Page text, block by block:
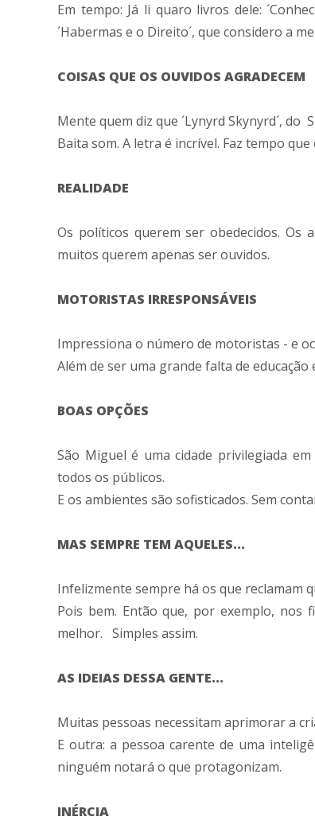
Em tempo: Já li quaro livros dele:
´Habermas e o Direito´, que considero a
COISAS QUE OS OUVIDOS AGRADECEM
Mente quem diz que ´Lynyrd Skynyrd´, do
Baita som. A letra é incrível. Faz tempo
REALIDADE
Os políticos querem ser obedecidos. Os
muitos querem apenas ser ouvidos.
MOTORISTAS IRRESPONSÁVEIS
Impressiona o número de motoristas - e
Além de ser uma grande falta de
BOAS OPÇÕES
São Miguel é uma cidade privilegiada
todos os públicos.
E os ambientes são sofisticados. Sem
MAS SEMPRE TEM AQUELES...
Infelizmente sempre há os que reclamam
Pois bem. Então que, por exemplo,
melhor. Simples assim.
AS IDEIAS DESSA GENTE...
Muitas pessoas necessitam aprimorar a
E outra: a pessoa carente de uma
ninguém notará o que protagonizam.
INÉRCIA